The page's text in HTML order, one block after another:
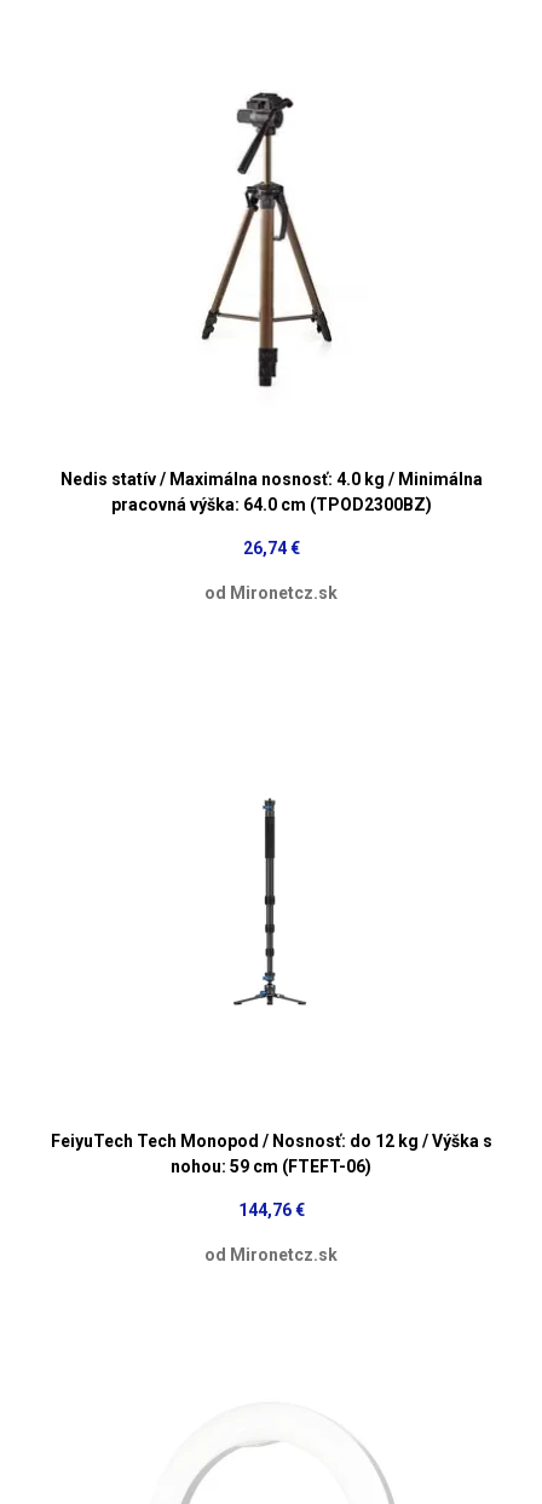
Nedis statív / Maximálna nosnosť: 4.0 kg / Minimálna
pracovná výška: 64.0 cm (TPOD2300BZ)
26,74 €
od Mironetcz.sk
FeiyuTech Tech Monopod / Nosnosť: do 12 kg / Výška s
nohou: 59 cm (FTEFT-06)
144,76 €
od Mironetcz.sk